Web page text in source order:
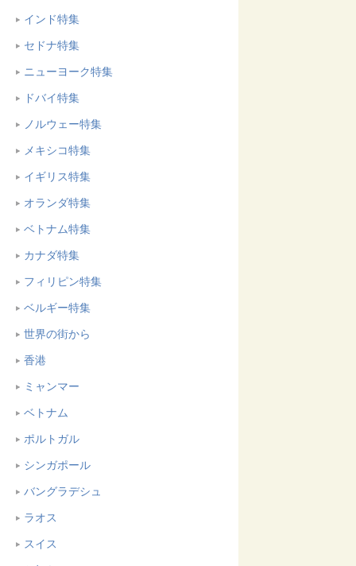
インド特集
セドナ特集
ニューヨーク特集
ドバイ特集
ノルウェー特集
メキシコ特集
イギリス特集
オランダ特集
ベトナム特集
カナダ特集
フィリピン特集
ベルギー特集
世界の街から
香港
ミャンマー
ベトナム
ポルトガル
シンガポール
バングラデシュ
ラオス
スイス